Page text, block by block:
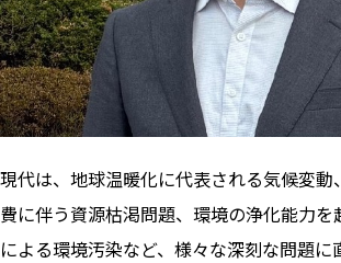
現代は、地球温暖化に代表される気候変動
費に伴う資源枯渇問題、環境の浄化能力を
による環境汚染など、様々な深刻な問題に